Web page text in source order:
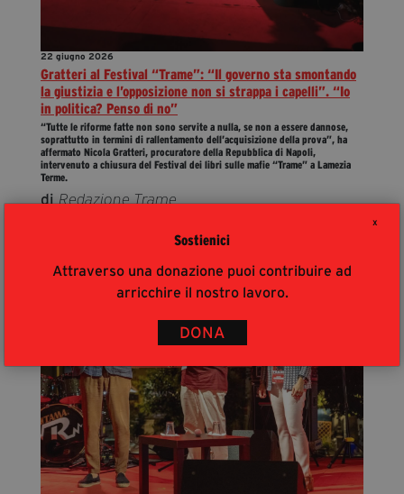
X
Sostienici
Attraverso una donazione puoi contribuire ad
arricchire il nostro lavoro.
DONA
22 giugno 2026
Gratteri al Festival “Trame”: “Il governo sta smontando
la giustizia e l’opposizione non si strappa i capelli”. “Io
in politica? Penso di no”
“Tutte le riforme fatte non sono servite a nulla, se non a essere dannose,
soprattutto in termini di rallentamento dell’acquisizione della prova”, ha
affermato Nicola Gratteri, procuratore della Repubblica di Napoli,
intervenuto a chiusura del Festival dei libri sulle mafie “Trame” a Lamezia
Terme.
diRedazione Trame